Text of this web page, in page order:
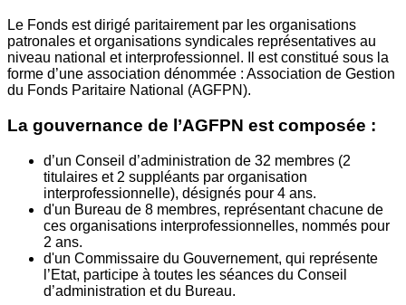
Le Fonds est dirigé paritairement par les organisations
patronales et organisations syndicales représentatives au
niveau national et interprofessionnel. Il est constitué sous la
forme d’une association dénommée : Association de Gestion
du Fonds Paritaire National (AGFPN).
La gouvernance de l’AGFPN est composée :
d’un Conseil d’administration de 32 membres (2
titulaires et 2 suppléants par organisation
interprofessionnelle), désignés pour 4 ans.
d'un Bureau de 8 membres, représentant chacune de
ces organisations interprofessionnelles, nommés pour
2 ans.
d'un Commissaire du Gouvernement, qui représente
l’Etat, participe à toutes les séances du Conseil
d’administration et du Bureau.